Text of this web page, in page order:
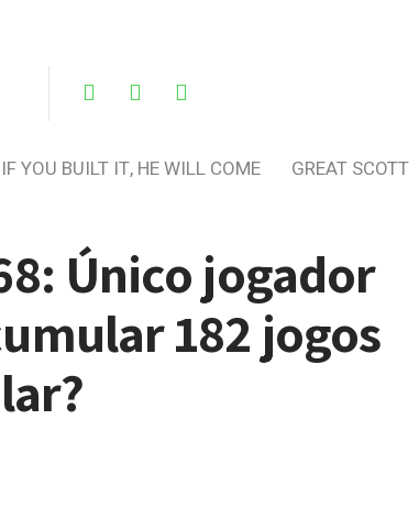
IF YOU BUILT IT, HE WILL COME GREAT SCOTT
Único jogador
182 jogos